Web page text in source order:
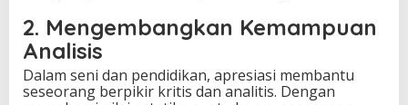
2. Mengembangkan Kemampuan
Analisis
Dalam seni dan pendidikan, apresiasi membantu
seseorang berpikir kritis dan analitis. Dengan